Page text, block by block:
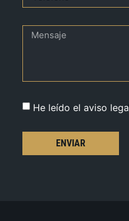
He leído el aviso
ENVIAR